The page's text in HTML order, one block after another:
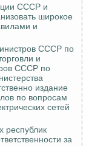
СССР и
широкое
и
СССР по
и
СССР по
издание
по вопросам
сетей
республик
за